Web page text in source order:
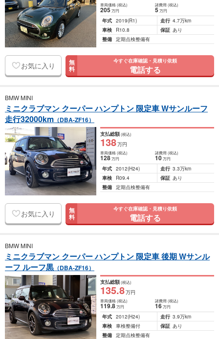
車両価格(税込)
205万円
諸費用 (税込)
5 万円
年式 2019(R1) 走行 4.7万km
車検
R10.8 保証 あり
整備 定期点検整備有
お気に入り 無
料
今すぐ在庫確認・見積り依頼
電話する
BMW MINI
ミニクラブマン クーパー ハンプトン 限定車 Wサンルーフ
走行32000km （DBA-ZF16）
支払総額(税込)
138万円
車両価格(税込)
128万円
諸費用 (税込)
10 万円
年式 2012(H24) 走行 3.3万km
車検
R09.4 保証 あり
整備 定期点検整備有
お気に入り 無
料
今すぐ在庫確認・見積り依頼
電話する
BMW MINI
ミニクラブマン クーパー ハンプトン 限定車 後期 Wサンル
ーフ ルーフ黒 （DBA-ZF16）
支払総額(税込)
135.8万円
車両価格(税込)
119.8万円
諸費用 (税込)
16 万円
年式 2012(H24) 走行 3.9万km
車検 車検整備付 保証 あり
整備 定期点検整備有